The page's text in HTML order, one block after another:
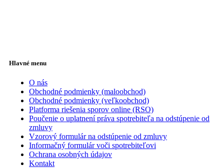
Hlavné menu
O nás
Obchodné podmienky (maloobchod)
Obchodné podmienky (veľkoobchod)
Platforma riešenia sporov online (RSO)
Poučenie o uplatnení práva spotrebiteľa na odstúpenie od
zmluvy
Vzorový formulár na odstúpenie od zmluvy
Informačný formulár voči spotrebiteľovi
Ochrana osobných údajov
Kontakt